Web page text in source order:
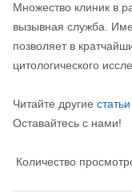
Множество клиник в
вызывная служба.
позволяет в
цитологического
Читайте другие
Оставайтесь с нами!
Количество